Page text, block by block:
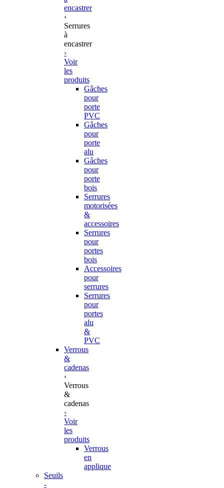
encastrer
‹
Serrures
à
encastrer
›
Voir
les
produits
Gâches
pour
porte
PVC
Gâches
pour
porte
alu
Gâches
pour
porte
bois
Serrures
motorisées
&
accessoires
Serrures
pour
portes
bois
Accessoires
pour
serrures
Serrures
pour
portes
alu
&
PVC
Verrous
&
cadenas
‹
Verrous
&
cadenas
›
Voir
les
produits
Verrous
en
applique
Seuils
-